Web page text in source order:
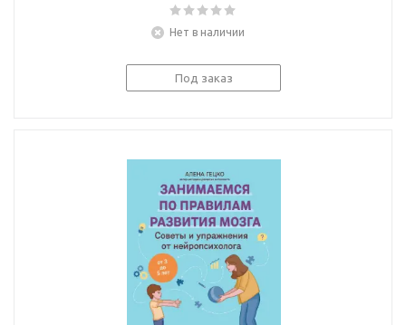
подростка. Жизнь без
Нет в наличии
Под заказ